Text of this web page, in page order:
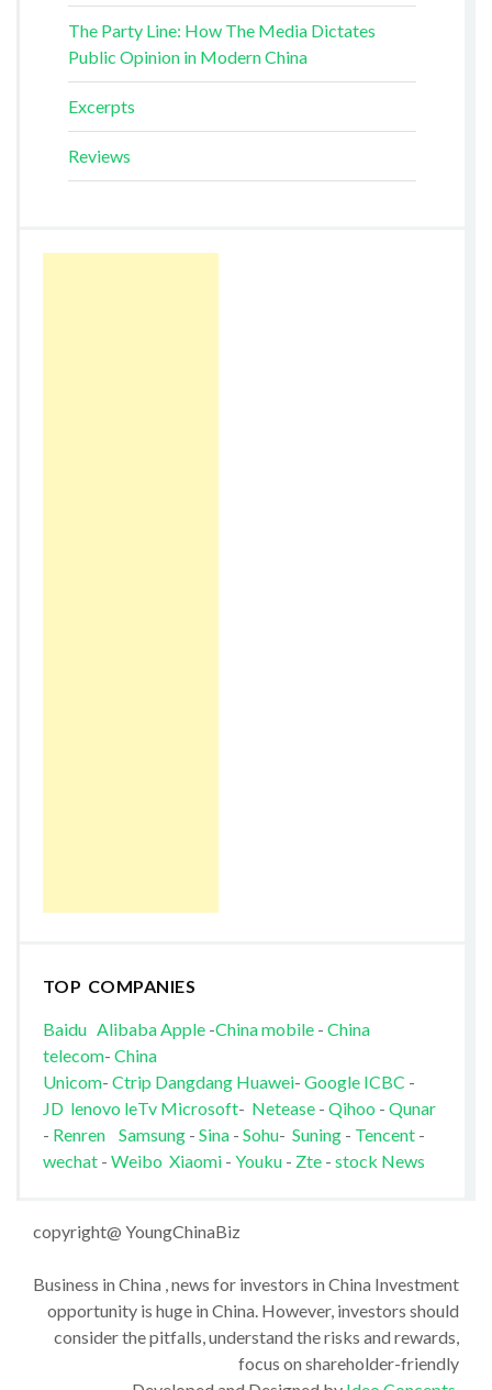
The Party Line: How The Media Dictates
Public Opinion in Modern China
Excerpts
Reviews
TOP COMPANIES
Baidu AlibabaApple-China mobile- China
telecom- China
Unicom- Ctrip Dangdang Huawei- Google ICBC -
JD lenovo leTv Microsoft- Netease- Qihoo - Qunar
- Renren Samsung- Sina- Sohu- Suning- Tencent-
wechat - Weibo Xiaomi- Youku - Zte- stock News
copyright@ YoungChinaBiz
Business in China , news for investors in China Investment
opportunity is huge in China. However, investors should
consider the pitfalls, understand the risks and rewards,
focus on shareholder-friendly